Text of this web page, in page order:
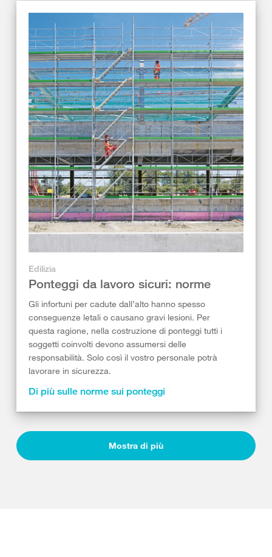
Edilizia
Ponteggi da lavoro sicuri: norme
Gli infortuni per cadute dall’alto hanno spesso
conseguenze letali o causano gravi lesioni. Per
questa ragione, nella costruzione di ponteggi tutti i
soggetti coinvolti devono assumersi delle
responsabilità. Solo così il vostro personale potrà
lavorare in sicurezza.
Di più sulle norme sui ponteggi
Mostra di più